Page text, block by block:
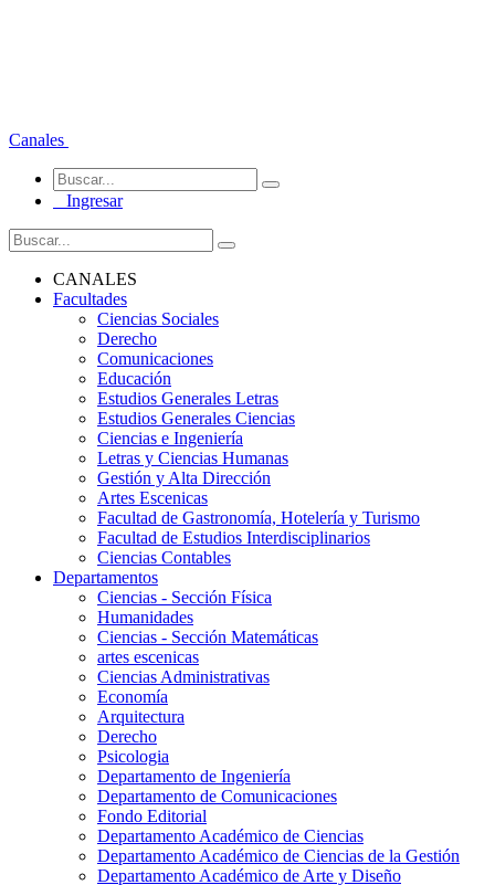
Canales
Ingresar
CANALES
Facultades
Ciencias Sociales
Derecho
Comunicaciones
Educación
Estudios Generales Letras
Estudios Generales Ciencias
Ciencias e Ingeniería
Letras y Ciencias Humanas
Gestión y Alta Dirección
Artes Escenicas
Facultad de Gastronomía, Hotelería y Turismo
Facultad de Estudios Interdisciplinarios
Ciencias Contables
Departamentos
Ciencias - Sección Física
Humanidades
Ciencias - Sección Matemáticas
artes escenicas
Ciencias Administrativas
Economía
Arquitectura
Derecho
Psicologia
Departamento de Ingeniería
Departamento de Comunicaciones
Fondo Editorial
Departamento Académico de Ciencias
Departamento Académico de Ciencias de la Gestión
Departamento Académico de Arte y Diseño